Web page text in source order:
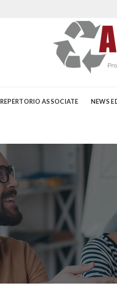
REPERTORIO ASSOCIATE NEWS